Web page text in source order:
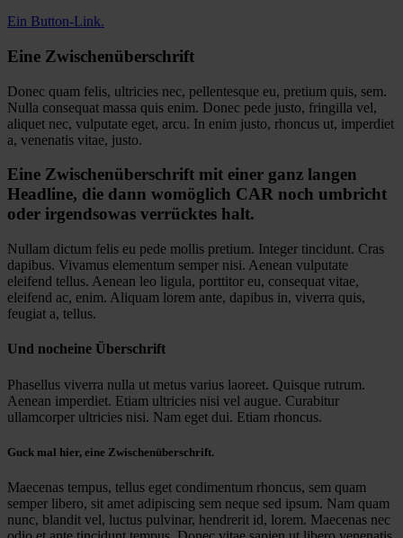
Ein Button-Link.
Eine Zwischenüberschrift
Donec quam felis, ultricies nec, pellentesque eu, pretium quis, sem.
Nulla consequat massa quis enim. Donec pede justo, fringilla vel,
aliquet nec, vulputate eget, arcu. In enim justo, rhoncus ut, imperdiet
a, venenatis vitae, justo.
Eine Zwischenüberschrift mit einer ganz langen
Headline, die dann womöglich CAR noch umbricht
oder irgendsowas verrücktes halt.
Nullam dictum felis eu pede mollis pretium. Integer tincidunt. Cras
dapibus. Vivamus elementum semper nisi. Aenean vulputate
eleifend tellus. Aenean leo ligula, porttitor eu, consequat vitae,
eleifend ac, enim. Aliquam lorem ante, dapibus in, viverra quis,
feugiat a, tellus.
Und nocheine Überschrift
Phasellus viverra nulla ut metus varius laoreet. Quisque rutrum.
Aenean imperdiet. Etiam ultricies nisi vel augue. Curabitur
ullamcorper ultricies nisi. Nam eget dui. Etiam rhoncus.
Guck mal hier, eine Zwischenüberschrift.
Maecenas tempus, tellus eget condimentum rhoncus, sem quam
semper libero, sit amet adipiscing sem neque sed ipsum. Nam quam
nunc, blandit vel, luctus pulvinar, hendrerit id, lorem. Maecenas nec